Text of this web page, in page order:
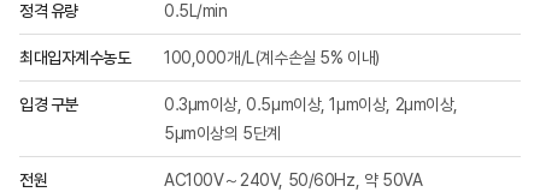
정격 유량 0.5L/min
최대입자계수농도 100,000개/L(계수손실 5% 이내)
입경 구분
0.3μm이상, 0.5μm이상, 1μm이상, 2μm이상,
5μm이상의 5단계
전원 AC100V～240V, 50/60Hz, 약 50VA